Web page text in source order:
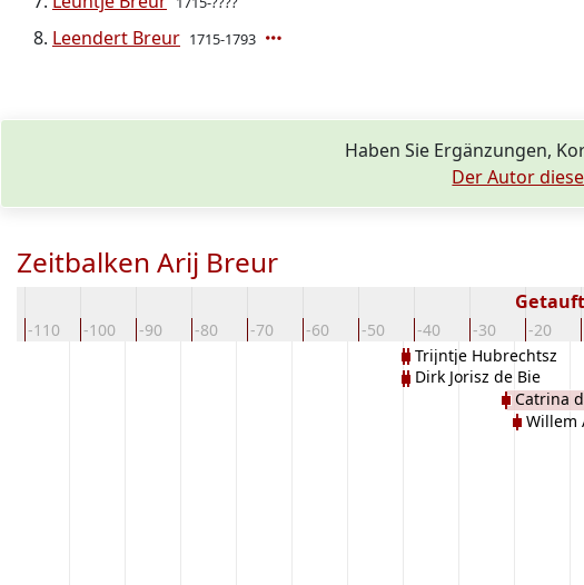
Leendert Breur 1715-1793
Haben Sie Ergänzungen,
Der Autor
Zeitbalken Arij Breur
-110 -100 -90 -80 -70 -60 -50 -40 -30 -20
Trijntje Hubrechtsz
Dirk Jorisz de Bie
Catrina
Willem